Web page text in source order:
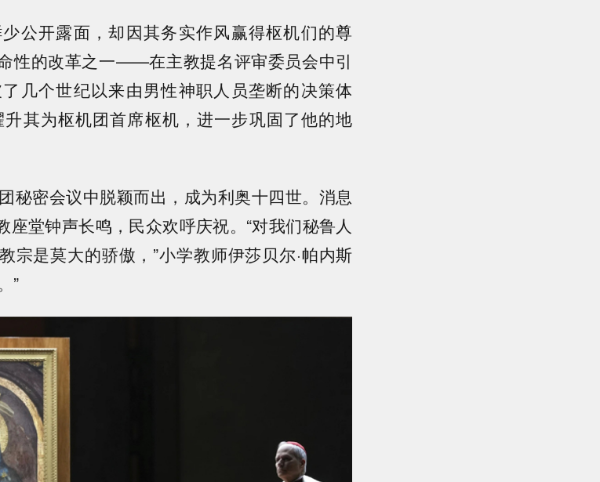
公开露面，却因其务实作风赢得枢机们的尊
性的改革之一——在主教提名评审委员会中引
几个世纪以来由男性神职人员垄断的决策体
其为枢机团首席枢机，进一步巩固了他的地
秘密会议中脱颖而出，成为利奥十四世。消息
堂钟声长鸣，民众欢呼庆祝。“对我们秘鲁人
宗是莫大的骄傲，”小学教师伊莎贝尔·帕内斯
”